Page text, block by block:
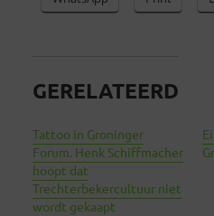
GERELATEERD
Tattoo in Groninger
Forum. Henk Schiffmacher
hoopt dat
Trechterbekercultuur niet
wordt gekaapt